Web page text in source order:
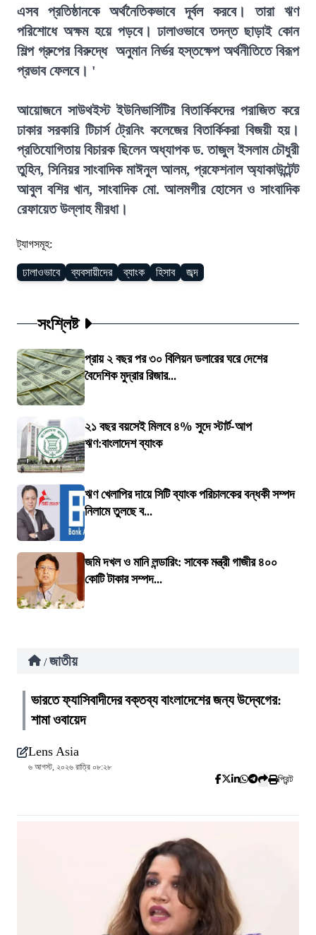
এসব প্রতিষ্ঠানকে অর্থনৈতিকভাবে দূর্বল করবে। তারা ঋণ
পরিশোধে অক্ষম হয়ে পড়বে। ঢালাওভাবে তদন্ত ছাড়াই কোন
শিল্প গ্রুপের বিরুদ্ধে অনুমান নির্ভর হস্তক্ষেপ অর্থনীতিতে বিরূপ
প্রভাব ফেলবে। '
আয়োজনে সাউথইস্ট ইউনিভার্সিটির বিতার্কিকদের পরাজিত করে
ঢাকার সরকারি টিচার্স ট্রেনিং কলেজের বিতার্কিকরা বিজয়ী হয়।
প্রতিযোগিতায় বিচারক ছিলেন অধ্যাপক ড. তাজুল ইসলাম চৌধুরী
তুহিন, সিনিয়র সাংবাদিক মাঈনুল আলম, প্রফেশনাল অ্যাকাউন্টেন্ট
আবুল বশির খান, সাংবাদিক মো. আলমগীর হোসেন ও সাংবাদিক
রেফায়েত উল্লাহ মীরধা।
ট্যাগসমূহ:
ঢালাওভাবে ব্যবসায়ীদের ব্যাংক হিসাব জব্দ
সংশ্লিষ্ট
প্রায় ২ বছর পর ৩০ বিলিয়ন ডলারের ঘরে দেশের
বৈদেশিক মুদ্রার রিজার...
২১ বছর বয়সেই মিলবে ৪% সুদে স্টার্ট-আপ
ঋণ:বাংলাদেশ ব্যাংক
ঋণ খেলাপির দায়ে সিটি ব্যাংক পরিচালকের বন্ধকী সম্পদ
নিলামে তুলছে ব...
জমি দখল ও মানি লন্ডারিং: সাবেক মন্ত্রী গাজীর ৪০০
কোটি টাকার সম্পদ...
/ জাতীয়
ভারতে ফ্যাসিবাদীদের বক্তব্য বাংলাদেশের জন্য উদ্বেগের:
শামা ওবায়েদ
Lens Asia
৬ আগস্ট, ২০২৬ রাত্রি ০৮:২৮
প্রিন্ট